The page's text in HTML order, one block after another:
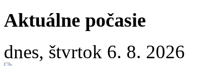
Aktuálne počasie
dnes, štvrtok 6. 8. 2026